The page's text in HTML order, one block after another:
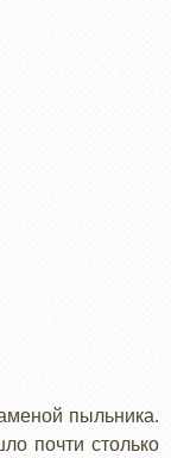
пыльника.
почти столько